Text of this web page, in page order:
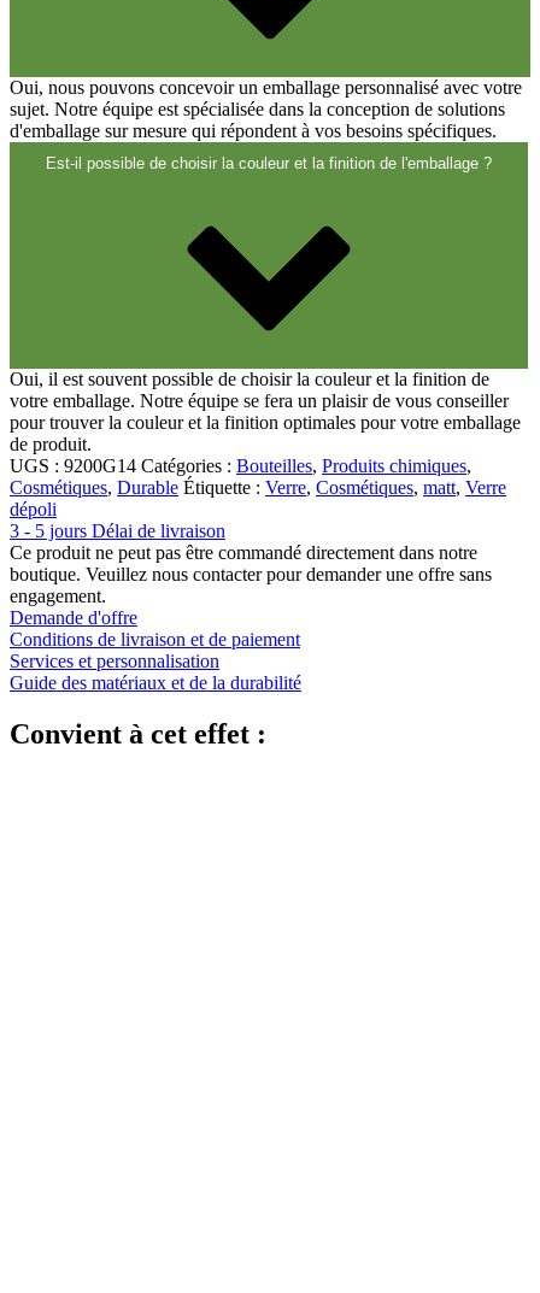
Alimentation(483)
Durable(301)
Bouteilles de sauce(24)
Oui, nous pouvons concevoir un emballage personnalisé avec votre
sujet. Notre équipe est spécialisée dans la conception de solutions
d'emballage sur mesure qui répondent à vos besoins spécifiques.
Est-il possible de choisir la couleur et la finition de l'emballage ?
Oui, il est souvent possible de choisir la couleur et la finition de
votre emballage. Notre équipe se fera un plaisir de vous conseiller
pour trouver la couleur et la finition optimales pour votre emballage
de produit.
UGS : 9200G14 Catégories : Bouteilles, Produits chimiques,
Cosmétiques, Durable Étiquette : Verre, Cosmétiques, matt, Verre
dépoli
3 - 5 jours Délai de livraison
Ce produit ne peut pas être commandé directement dans notre
boutique. Veuillez nous contacter pour demander une offre sans
engagement.
Demande d'offre
Conditions de livraison et de paiement
Services et personnalisation
Guide des matériaux et de la durabilité
Convient à cet effet :